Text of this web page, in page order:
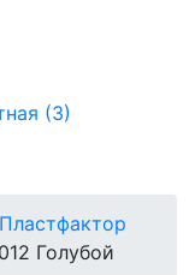
(3)
Пластфактор
Голубой